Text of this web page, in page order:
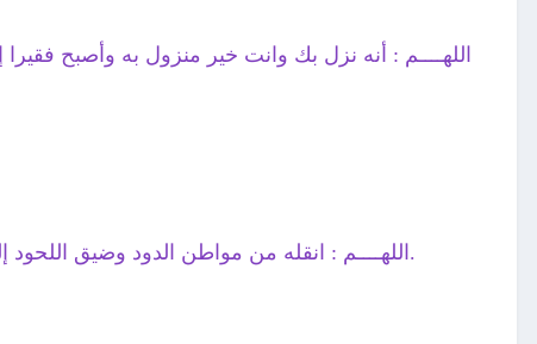
اللهــــم : أنه نزل بك وانت خير منزول به وأصبح
اللهــــم : انقله من مواطن الدود وضيق اللحود إلى جنات الخلود { في سدر مخضور .28. وطلح منضود .29. وظل ممدود .30. وماء مسكوب .31.